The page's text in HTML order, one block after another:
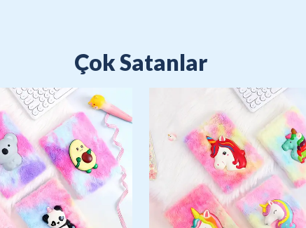
Çok Satanlar